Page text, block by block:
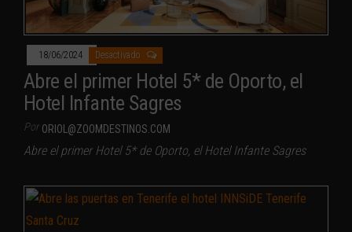
18/06/2024 Desactivado
Abre el primer Hotel 5* de Oporto, el
Hotel Infante Sagres
Por ORIOL@ZOOMDESTINOS.COM
Abre el primer Hotel 5* de Oporto, el Hotel Infante Sagres